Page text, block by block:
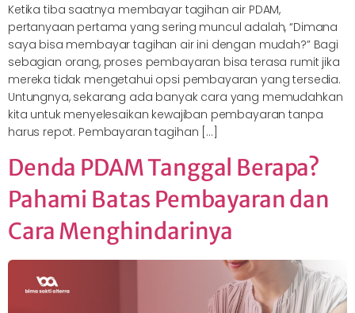
Ketika tiba saatnya membayar tagihan air PDAM,
pertanyaan pertama yang sering muncul adalah, “Dimana
saya bisa membayar tagihan air ini dengan mudah?” Bagi
sebagian orang, proses pembayaran bisa terasa rumit jika
mereka tidak mengetahui opsi pembayaran yang tersedia.
Untungnya, sekarang ada banyak cara yang memudahkan
kita untuk menyelesaikan kewajiban pembayaran tanpa
harus repot. Pembayaran tagihan […]
Denda PDAM Tanggal Berapa?
Pahami Batas Pembayaran dan
Cara Menghindarinya